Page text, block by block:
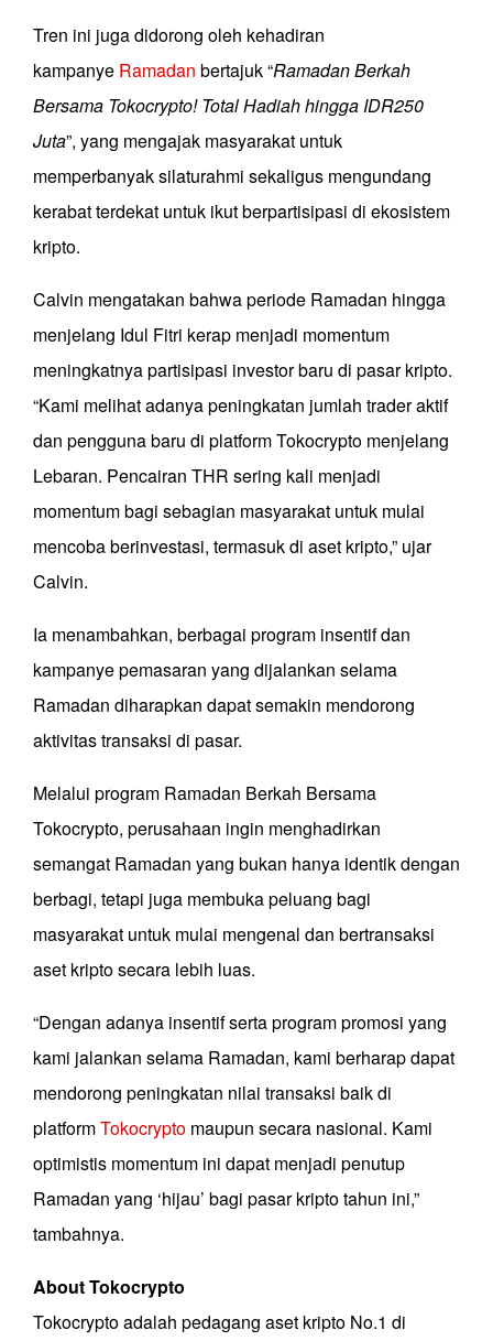
Tren ini juga didorong oleh kehadiran
kampanye Ramadan bertajuk “Ramadan Berkah
Bersama Tokocrypto! Total Hadiah hingga IDR250
Juta”, yang mengajak masyarakat untuk
memperbanyak silaturahmi sekaligus mengundang
kerabat terdekat untuk ikut berpartisipasi di ekosistem
kripto.
Calvin mengatakan bahwa periode Ramadan hingga
menjelang Idul Fitri kerap menjadi momentum
meningkatnya partisipasi investor baru di pasar kripto.
“Kami melihat adanya peningkatan jumlah trader aktif
dan pengguna baru di platform Tokocrypto menjelang
Lebaran. Pencairan THR sering kali menjadi
momentum bagi sebagian masyarakat untuk mulai
mencoba berinvestasi, termasuk di aset kripto,” ujar
Calvin.
Ia menambahkan, berbagai program insentif dan
kampanye pemasaran yang dijalankan selama
Ramadan diharapkan dapat semakin mendorong
aktivitas transaksi di pasar.
Melalui program Ramadan Berkah Bersama
Tokocrypto, perusahaan ingin menghadirkan
semangat Ramadan yang bukan hanya identik dengan
berbagi, tetapi juga membuka peluang bagi
masyarakat untuk mulai mengenal dan bertransaksi
aset kripto secara lebih luas.
“Dengan adanya insentif serta program promosi yang
kami jalankan selama Ramadan, kami berharap dapat
mendorong peningkatan nilai transaksi baik di
platformTokocrypto maupun secara nasional. Kami
optimistis momentum ini dapat menjadi penutup
Ramadan yang ‘hijau’ bagi pasar kripto tahun ini,”
tambahnya.
About Tokocrypto
Tokocrypto adalah pedagang aset kripto No.1 di